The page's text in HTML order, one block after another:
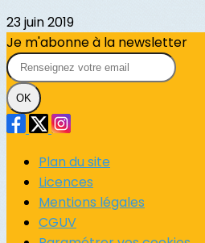
23 juin 2019
Je m'abonne à la newsletter
OK
Plan du site
Licences
Mentions légales
CGUV